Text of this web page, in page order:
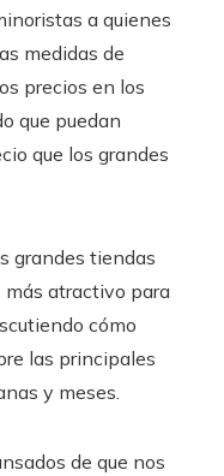
a quienes
medidas de
precios en los
que puedan
que los grandes
grandes tiendas
atractivo para
cómo
las principales
y meses.
​​de que nos